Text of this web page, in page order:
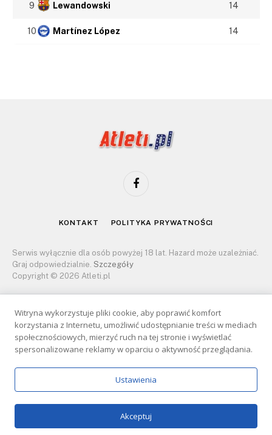
9 Lewandowski 14
10 Martínez López 14
Facebook
KONTAKT POLITYKA PRYWATNOŚCI
Serwis wyłącznie dla osób powyżej 18 lat. Hazard może uzależniać.
Graj odpowiedzialnie. Szczegóły
Copyright © 2026 Atleti.pl
Witryna wykorzystuje pliki cookie, aby poprawić komfort
korzystania z Internetu, umożliwić udostępnianie treści w mediach
społecznościowych, mierzyć ruch na tej stronie i wyświetlać
spersonalizowane reklamy w oparciu o aktywność przeglądania.
Ustawienia
Akceptuj